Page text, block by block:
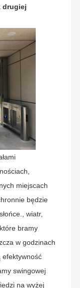
drugiej
miejscach
będzie
wiatr,
bramy
w godzinach
efektywność
swingowej
na wyżej